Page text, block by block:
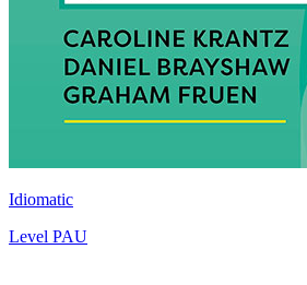
Idiomatic
Level PAU